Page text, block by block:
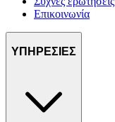
Επικοινωνία
ΥΠΗΡΕΣΙΕΣ